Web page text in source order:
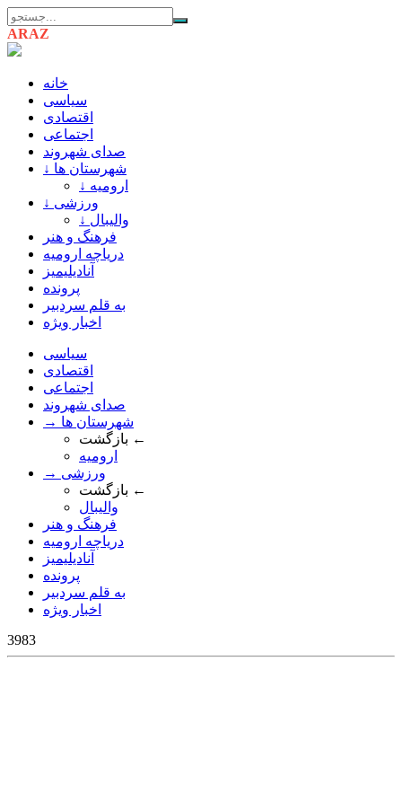
ARAZ
خانه
سیاسی
اقتصادی
اجتماعی
صدای شهروند
↓ شهرستان ها
↓ ارومیه
↓ ورزشی
↓ والیبال
فرهنگ و هنر
دریاچه ارومیه
آنادیلیمیز
پرونده
به قلم سردبیر
اخبار ویژه
سیاسی
اقتصادی
اجتماعی
صدای شهروند
→ شهرستان ها
بازگشت ←
ارومیه
→ ورزشی
بازگشت ←
والیبال
فرهنگ و هنر
دریاچه ارومیه
آنادیلیمیز
پرونده
به قلم سردبیر
اخبار ویژه
3983